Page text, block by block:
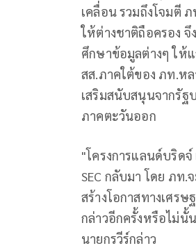
เคลื่อน รวมถึงโจมตี
ให้ต่างชาติถือครอง จึ
ศึกษาข้อมูลต่างๆ ให้แ
สส.ภาคใต้ของ ภท.ห
เสริมสนับสนุนจากรัฐ
ภาคตะวันออก
"โครงการแลนด์บริดจ์
SEC กลับมา โดย ภท
สร้างโอกาสทางเศร
กล่าวอีกครั้งหรือไม่นั้
นายกรวีร์กล่าว